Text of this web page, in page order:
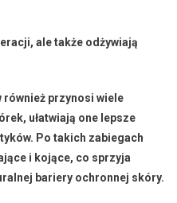
ale także odżywiają
również przynosi wiele
ułatwiają one lepsze
Po takich zabiegach
i kojące, co sprzyja
bariery ochronnej skóry.